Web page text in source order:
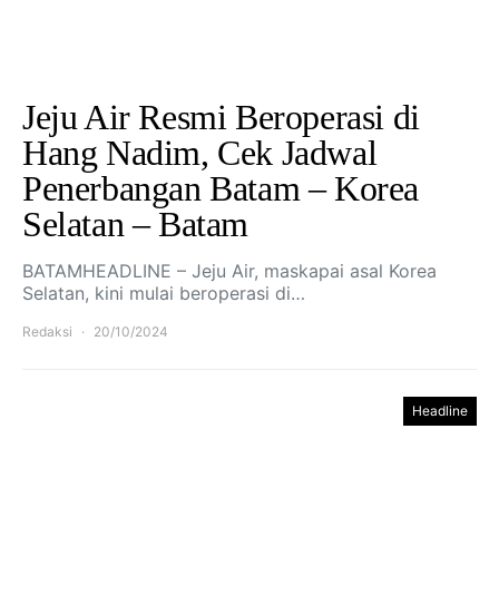
Jeju Air Resmi Beroperasi di
Hang Nadim, Cek Jadwal
Penerbangan Batam – Korea
Selatan – Batam
BATAMHEADLINE – Jeju Air, maskapai asal Korea
Selatan, kini mulai beroperasi di…
Redaksi 20/10/2024
Headline